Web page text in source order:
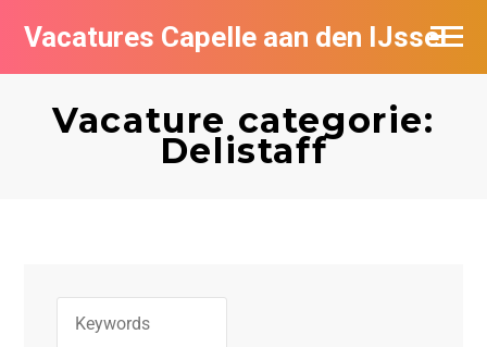
Vacatures Capelle aan den IJssel
Vacature categorie:
Delistaff